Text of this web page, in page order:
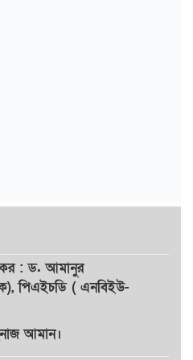
: ড. আমানুর
পিএইচডি ( এনবিইউ-
আমান।